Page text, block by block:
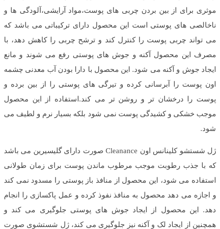
موثری برای از بین بردن چربی های پوست،مواد آرایشی،آلودگی ها و
ناخالصی های پوستی است این محصول دارای ترکیباتی می باشد که
می تواند چربی پوست را کنترل کند و ترشح چربی را کاهش دهد، با
مصرف این محصول آکنه و جوش های پوستی رفع می شوند و مانع
ایجاد جوش و آکنه می شود. این محصول با دارا بودن آب معدنی چشمه
اون پوست را آبرسانی کرده و تیرگی های پوستی را از بین برده و
پوست را درخشان تر و روشن تر می کند.استفاده از این محصول
موجب خشکی و کشیدگی پوست نمی شود بلکه بسیار نرم و لطیف می
شود.
ژل شستشو کلینانس اون Cleanance صورت دارای گلیسیرین می باشد
که با جذب رطوبت موجب مرطوب ماندن پوست برای زمان طولانی
استفاده می شود، این محصول از منافذ باز پوستی را مسدود نمی کند
و اجازه می دهد محصول به منافذ نفوذ کرده و عمل پاکسازی را انجام
دهد. این محصول از ایجاد جوش های پوستی جلوگیری می کند و
همچنین از ایجاد لک و آکنه نیز جلوگیری می کند، ژل شستشوی صورت